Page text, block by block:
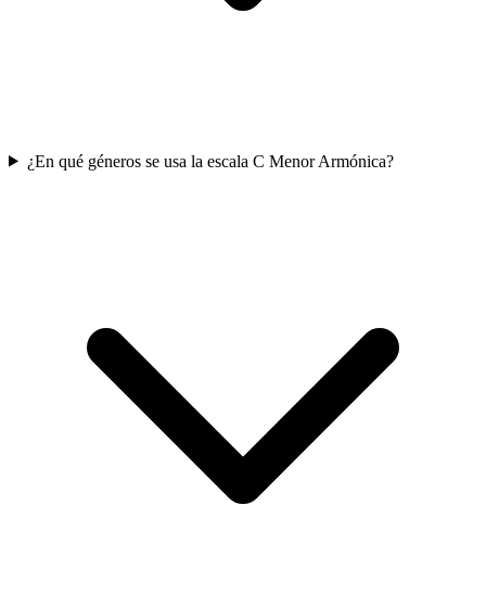
¿En qué géneros se usa la escala C Menor Armónica?